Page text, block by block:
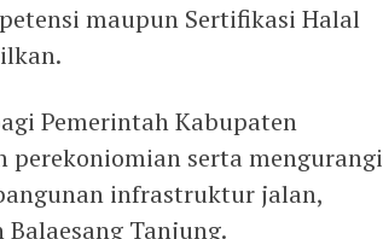
maupun Sertifikasi Halal
Pemerintah Kabupaten
perekoniomian serta mengurangi
infrastruktur jalan,
Tanjung.